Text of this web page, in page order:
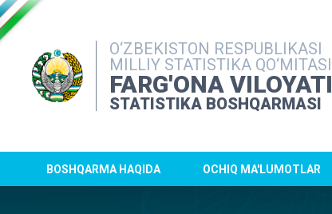
O‘ZBEKISTON RESPUBLIKASI
MILLIY STATISTIKA QO‘MITASI
FARG'ONA VILOYATI
STATISTIKA BOSHQARMASI
BOSHQARMA HAQIDA OCHIQ MA'LUMOTLAR